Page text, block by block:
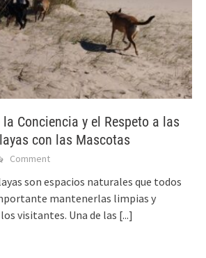
Conciencia y el Respeto a las
con las Mascotas
Comment
son espacios naturales que todos
mantenerlas limpias y
visitantes. Una de las [...]